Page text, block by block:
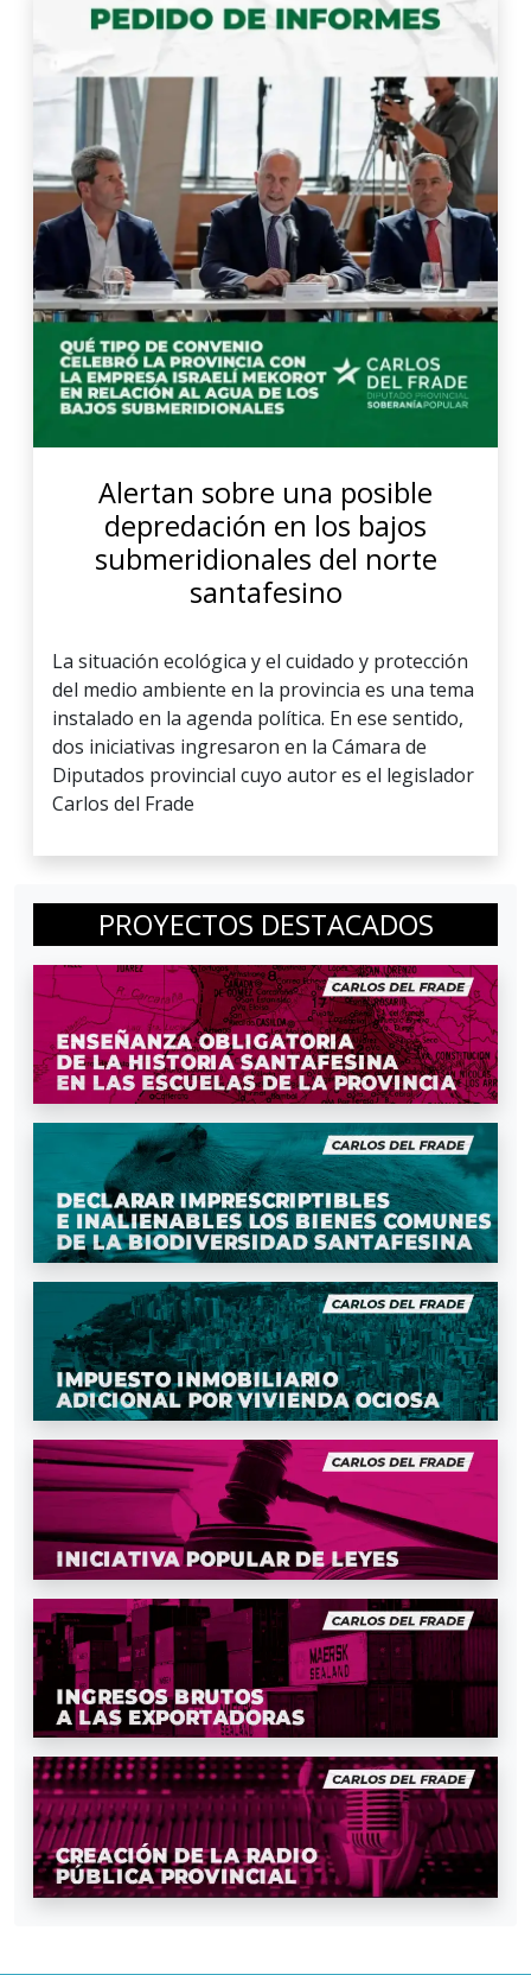
Alertan sobre una posible
depredación en los bajos
submeridionales del norte
santafesino
La situación ecológica y el cuidado y protección
del medio ambiente en la provincia es una tema
instalado en la agenda política. En ese sentido,
dos iniciativas ingresaron en la Cámara de
Diputados provincial cuyo autor es el legislador
Carlos del Frade
PROYECTOS DESTACADOS